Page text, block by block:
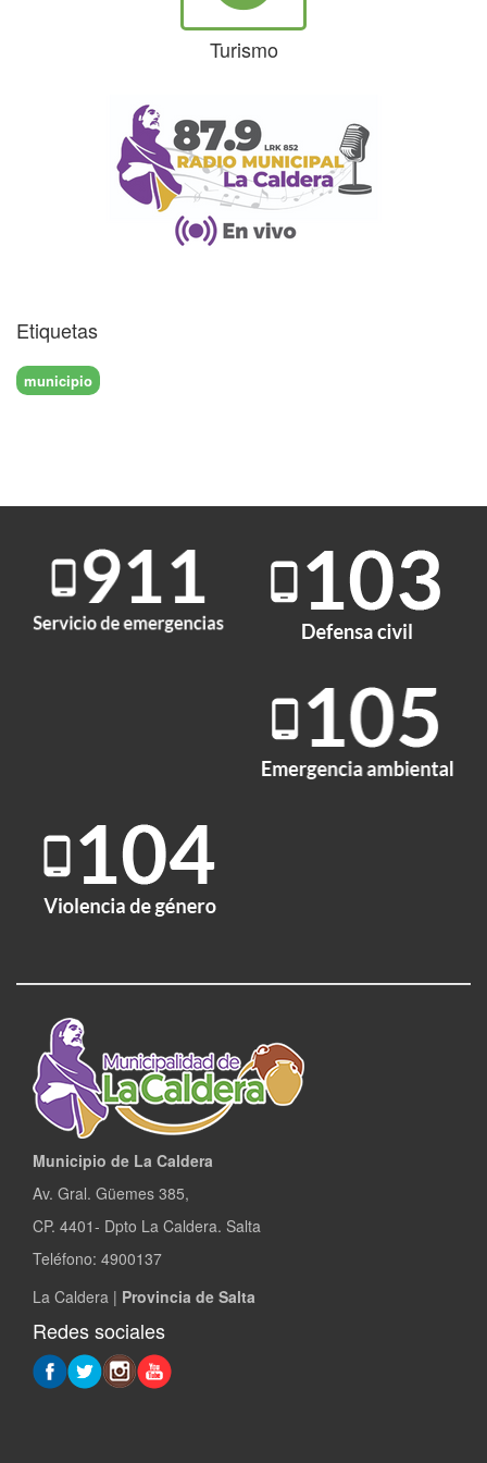
Turismo
Etiquetas
municipio
Municipio de La Caldera
Av. Gral. Güemes 385,
CP. 4401- Dpto La Caldera. Salta
Teléfono: 4900137
La Caldera | Provincia de Salta
Redes sociales